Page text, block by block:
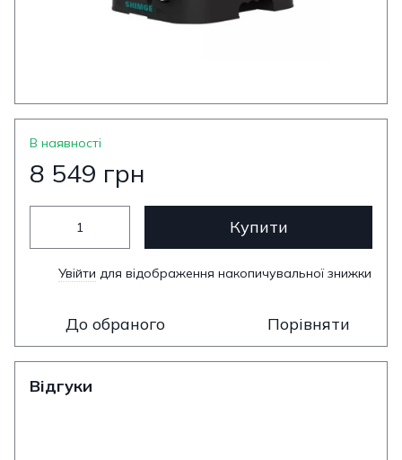
В наявності
8 549 грн
Купити
Увійти для відображення накопичувальної знижки
До обраного Порівняти
Відгуки